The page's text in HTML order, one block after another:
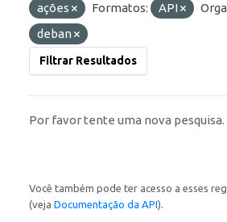
ações
Formatos: API
deban
Filtrar Resultados
Por favor tente uma nova pesquisa.
Você também pode ter acesso a esses
(veja Documentação da API).